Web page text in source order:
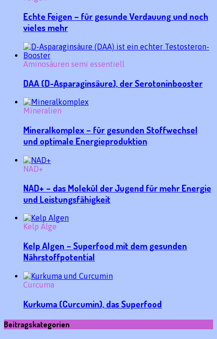
Echte Feigen – für gesunde Verdauung und noch
vieles mehr
Aminosäuren semi essentiell
DAA (D-Asparaginsäure), der Serotoninbooster
Mineralien
Mineralkomplex – für gesunden Stoffwechsel
und optimale Energieproduktion
NAD+
NAD+ – das Molekül der Jugend für mehr Energie
und Leistungsfähigkeit
Kelp Alge
Kelp Algen – Superfood mit dem gesunden
Nährstoffpotential
Curcuma
Kurkuma (Curcumin), das Superfood
Beitragskategorien